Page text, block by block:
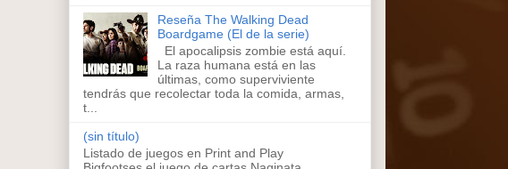
Reseña The Walking Dead
Boardgame (El de la serie)
El apocalipsis zombie está aquí.
La raza humana está en las
últimas, como superviviente
tendrás que recolectar toda la comida, armas,
t...
(sin título)
Listado de juegos en Print and Play